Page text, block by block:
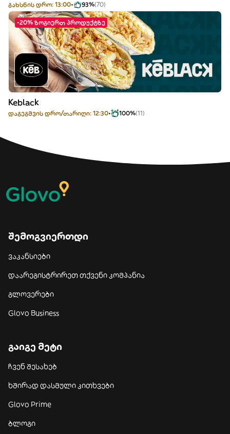
გახსნის დრო: 13:00 93%(70)
-20% ზოგიერთ პროდუქტზე
Keblack
დაგეგმვის დრო/თარიღი: 12:30 100%(11)
შემოგვიერთდი
ვაკანსიები
დაარეგისტრირეთ თქვენი კომპანია
გლოვერები
Glovo Business
გაიგე მეტი
ჩვენ შესახებ
ხშირად დასმული კითხვები
Glovo Prime
ბლოგი